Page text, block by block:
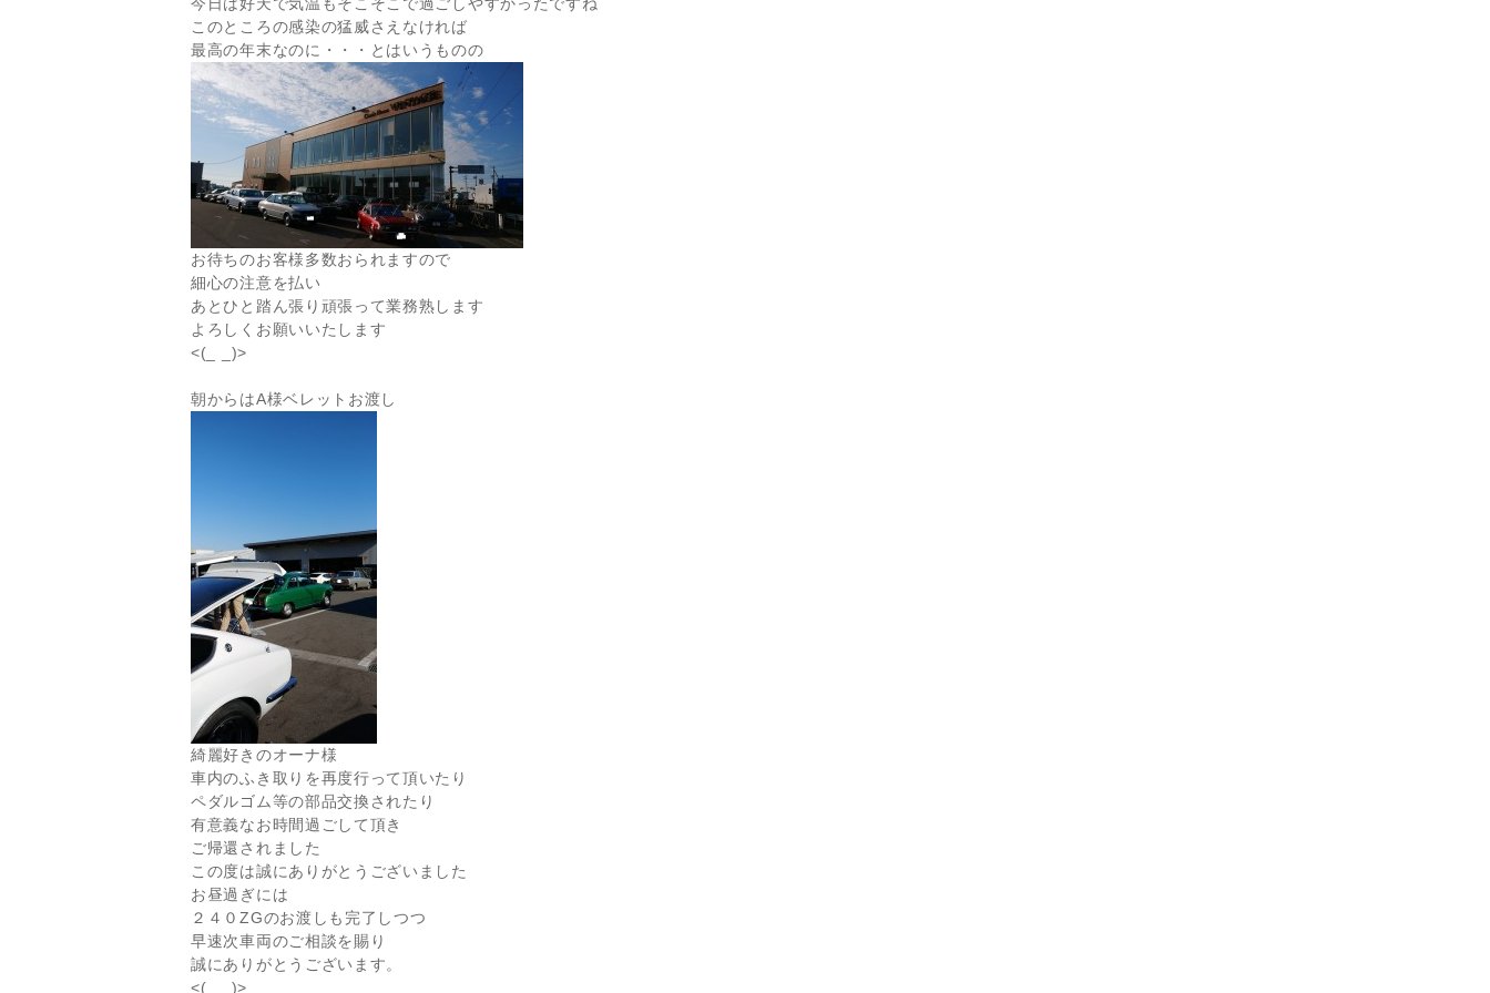
このところの感染の猛威さえなければ
最高の年末なのに・・・とはいうものの
お待ちのお客様多数おられますので
細心の注意を払い
あとひと踏ん張り頑張って業務熟します
よろしくお願いいたします
<(_ _)>
朝からはA様ベレットお渡し
綺麗好きのオーナ様
車内のふき取りを再度行って頂いたり
ペダルゴム等の部品交換されたり
有意義なお時間過ごして頂き
ご帰還されました
この度は誠にありがとうございました
お昼過ぎには
２４０ZGのお渡しも完了しつつ
早速次車両のご相談を賜り
誠にありがとうございます。
<(_ _)>